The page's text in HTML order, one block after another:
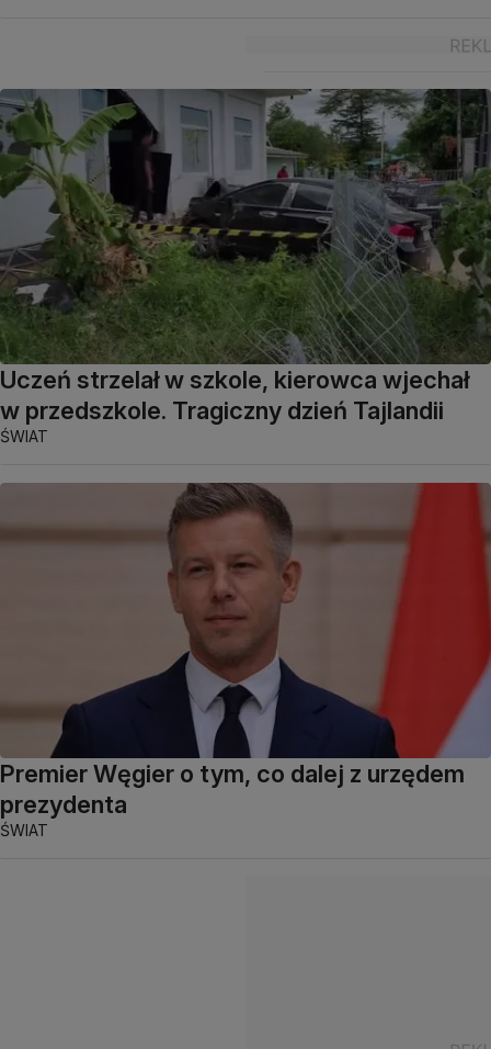
Uczeń strzelał w szkole, kierowca wjechał
w przedszkole. Tragiczny dzień Tajlandii
ŚWIAT
Premier Węgier o tym, co dalej z urzędem
prezydenta
ŚWIAT